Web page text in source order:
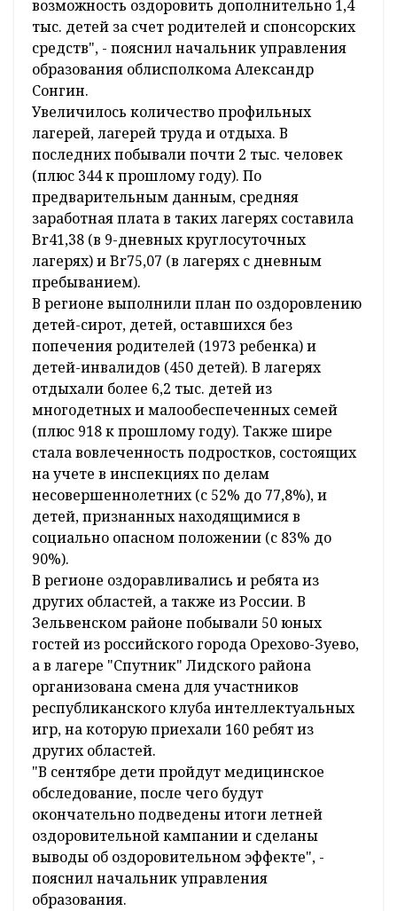
возможность оздоровить дополнительно 1,4
тыс. детей за счет родителей и спонсорских
средств", - пояснил начальник управления
образования облисполкома Александр
Сонгин.
Увеличилось количество профильных
лагерей, лагерей труда и отдыха. В
последних побывали почти 2 тыс. человек
(плюс 344 к прошлому году). По
предварительным данным, средняя
заработная плата в таких лагерях составила
Br41,38 (в 9-дневных круглосуточных
лагерях) и Br75,07 (в лагерях с дневным
пребыванием).
В регионе выполнили план по оздоровлению
детей-сирот, детей, оставшихся без
попечения родителей (1973 ребенка) и
детей-инвалидов (450 детей). В лагерях
отдыхали более 6,2 тыс. детей из
многодетных и малообеспеченных семей
(плюс 918 к прошлому году). Также шире
стала вовлеченность подростков, состоящих
на учете в инспекциях по делам
несовершеннолетних (с 52% до 77,8%), и
детей, признанных находящимися в
социально опасном положении (с 83% до
90%).
В регионе оздоравливались и ребята из
других областей, а также из России. В
Зельвенском районе побывали 50 юных
гостей из российского города Орехово-Зуево,
а в лагере "Спутник" Лидского района
организована смена для участников
республиканского клуба интеллектуальных
игр, на которую приехали 160 ребят из
других областей.
"В сентябре дети пройдут медицинское
обследование, после чего будут
окончательно подведены итоги летней
оздоровительной кампании и сделаны
выводы об оздоровительном эффекте", -
пояснил начальник управления
образования.